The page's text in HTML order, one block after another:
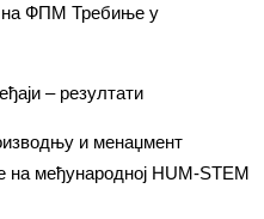
на ФПМ Требиње у
– резултати
и менаџмент
на међународној HUM-STEM